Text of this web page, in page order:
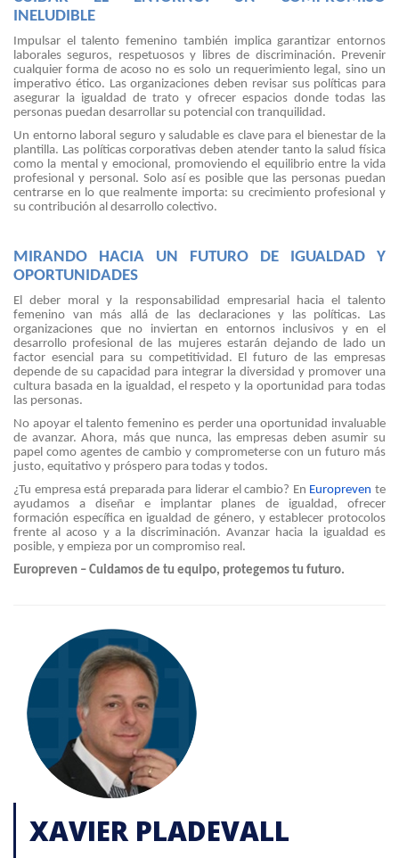
INELUDIBLE
Impulsar el talento femenino también implica garantizar entornos
laborales seguros, respetuosos y libres de discriminación. Prevenir
cualquier forma de acoso no es solo un requerimiento legal, sino un
imperativo ético. Las organizaciones deben revisar sus políticas para
asegurar la igualdad de trato y ofrecer espacios donde todas las
personas puedan desarrollar su potencial con tranquilidad.
Un entorno laboral seguro y saludable es clave para el bienestar de la
plantilla. Las políticas corporativas deben atender tanto la salud física
como la mental y emocional, promoviendo el equilibrio entre la vida
profesional y personal. Solo así es posible que las personas puedan
centrarse en lo que realmente importa: su crecimiento profesional y
su contribución al desarrollo colectivo.
MIRANDO HACIA UN FUTURO DE IGUALDAD Y
OPORTUNIDADES
El deber moral y la responsabilidad empresarial hacia el talento
femenino van más allá de las declaraciones y las políticas. Las
organizaciones que no inviertan en entornos inclusivos y en el
desarrollo profesional de las mujeres estarán dejando de lado un
factor esencial para su competitividad. El futuro de las empresas
depende de su capacidad para integrar la diversidad y promover una
cultura basada en la igualdad, el respeto y la oportunidad para todas
las personas.
No apoyar el talento femenino es perder una oportunidad invaluable
de avanzar. Ahora, más que nunca, las empresas deben asumir su
papel como agentes de cambio y comprometerse con un futuro más
justo, equitativo y próspero para todas y todos.
¿Tu empresa está preparada para liderar el cambio? En Europrevente
ayudamos a diseñar e implantar planes de igualdad, ofrecer
formación específica en igualdad de género, y establecer protocolos
frente al acoso y a la discriminación. Avanzar hacia la igualdad es
posible, y empieza por un compromiso real.
Europreven – Cuidamos de tu equipo, protegemos tu futuro.
XAVIER PLADEVALL